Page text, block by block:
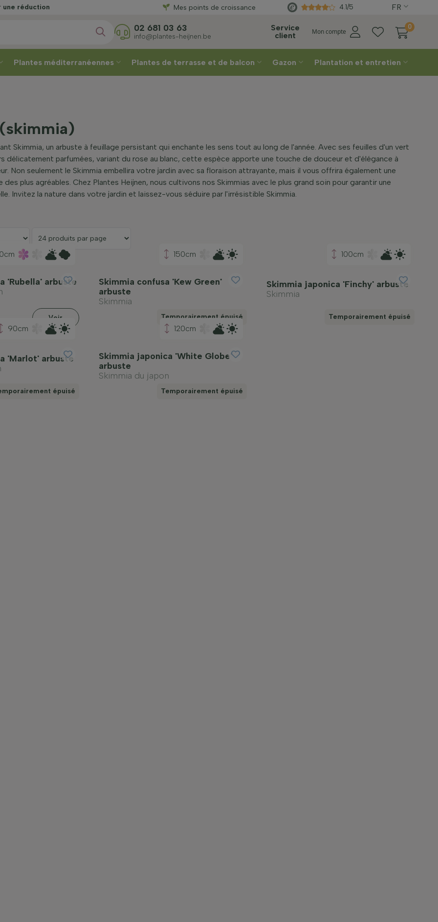
une réduction
Directement du producteur
Mes points de croissance 4.1/5 FR
Service
client
Mon compte
0
02 681 03 63
info@plantes-heijnen.be
Plantes méditerranéennes Plantes de terrasse et de balcon Gazon Plantation et entretien
Skimmia, un arbuste à feuillage persistant qui enchante les sens tout au long de l'année. Avec ses feuilles d'un vert
délicatement parfumées, variant du rose au blanc, cette espèce apporte une touche de douceur et d'élégance à
Non seulement le Skimmia embellira votre jardin avec sa floraison attrayante, mais il vous offrira également une
plus agréables. Chez Plantes Heijnen, nous cultivons nos Skimmias avec le plus grand soin pour garantir une
Invitez la nature dans votre jardin et laissez-vous séduire par l'irrésistible Skimmia.
'Rubella' arbuste
Voir
150cm
Skimmia confusa 'Kew Green'
arbuste
Skimmia
Temporairement épuisé
100cm
Skimmia japonica 'Finchy' arbuste
Skimmia
Temporairement épuisé
90cm
'Marlot' arbuste
épuisé
120cm
Skimmia japonica 'White Globe'
arbuste
Skimmia du japon
Temporairement épuisé